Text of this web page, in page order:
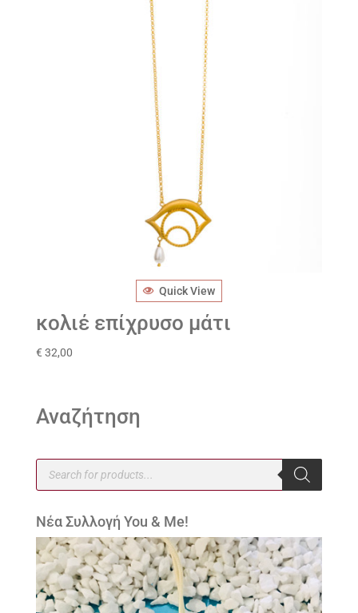
Quick View
κολιέ επίχρυσο μάτι
€ 32,00
Αναζήτηση
Products
search
Νέα Συλλογή You & Me!